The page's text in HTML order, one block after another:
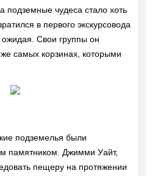
чудеса стало хоть
в первого экскурсовода
Свои группы он
самых корзинах, которыми
подземелья были
памятником. Джимми Уайт,
пещеру на протяжении